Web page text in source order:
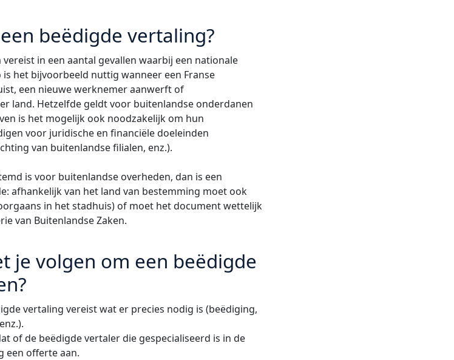
beëdigde vertaling?
in een aantal gevallen waarbij een nationale
het bijvoorbeeld nuttig wanneer een Franse
een nieuwe werknemer aanwerft of
land. Hetzelfde geldt voor buitenlandse onderdanen
is het mogelijk ook noodzakelijk om hun
voor juridische en financiële doeleinden
van buitenlandse filialen, enz.).
is voor buitenlandse overheden, dan is een
afhankelijk van het land van bestemming moet ook
in het stadhuis) of moet het document wettelijk
van Buitenlandse Zaken.
je volgen om een beëdigde
vertaling vereist wat er precies nodig is (beëdiging,
of de beëdigde vertaler die gespecialiseerd is in de
een offerte aan.